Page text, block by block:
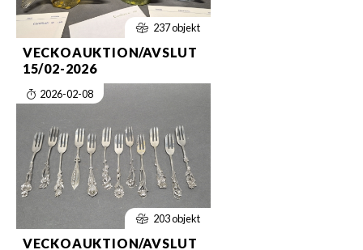
237 objekt
VECKOAUKTION/AVSLUT
15/02-2026
2026-02-08
203 objekt
VECKOAUKTION/AVSLUT